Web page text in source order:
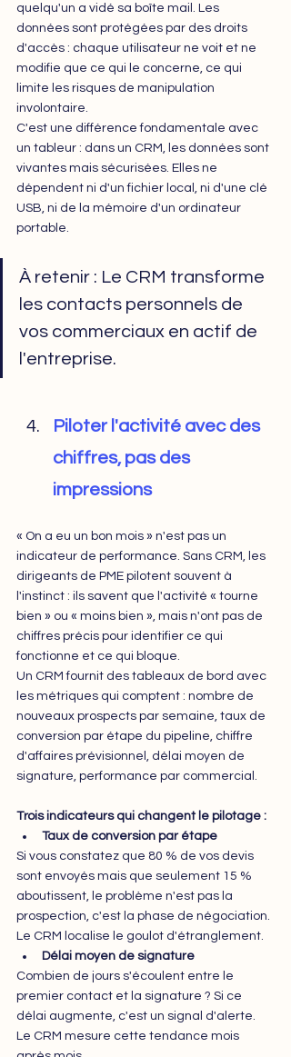
quelqu'un a vidé sa boîte mail. Les
données sont protégées par des droits
d'accès : chaque utilisateur ne voit et ne
modifie que ce qui le concerne, ce qui
limite les risques de manipulation
involontaire.
C'est une différence fondamentale avec
un tableur : dans un CRM, les données sont
vivantes mais sécurisées. Elles ne
dépendent ni d'un fichier local, ni d'une clé
USB, ni de la mémoire d'un ordinateur
portable.
À retenir : Le CRM transforme
les contacts personnels de
vos commerciaux en actif de
l'entreprise.
Piloter l'activité avec des
chiffres, pas des
impressions
« On a eu un bon mois » n'est pas un
indicateur de performance. Sans CRM, les
dirigeants de PME pilotent souvent à
l'instinct : ils savent que l'activité « tourne
bien » ou « moins bien », mais n'ont pas de
chiffres précis pour identifier ce qui
fonctionne et ce qui bloque.
Un CRM fournit des tableaux de bord avec
les métriques qui comptent : nombre de
nouveaux prospects par semaine, taux de
conversion par étape du pipeline, chiffre
d'affaires prévisionnel, délai moyen de
signature, performance par commercial.
Trois indicateurs qui changent le pilotage :
Taux de conversion par étape
Si vous constatez que 80 % de vos devis
sont envoyés mais que seulement 15 %
aboutissent, le problème n'est pas la
prospection, c'est la phase de négociation.
Le CRM localise le goulot d'étranglement.
Délai moyen de signature
Combien de jours s'écoulent entre le
premier contact et la signature ? Si ce
délai augmente, c'est un signal d'alerte.
Le CRM mesure cette tendance mois